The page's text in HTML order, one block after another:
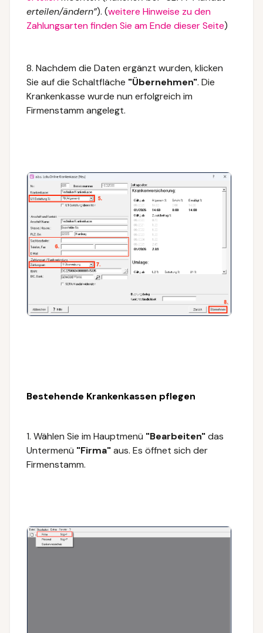
erteilen/ändern”). (weitere Hinweise zu den
Zahlungsarten finden Sie am Ende dieser Seite)
8. Nachdem die Daten ergänzt wurden, klicken
Sie auf die Schaltfläche "Übernehmen". Die
Krankenkasse wurde nun erfolgreich im
Firmenstamm angelegt.
Bestehende Krankenkassen pflegen
1. Wählen Sie im Hauptmenü "Bearbeiten"das
Untermenü "Firma"aus. Es öffnet sich der
Firmenstamm.